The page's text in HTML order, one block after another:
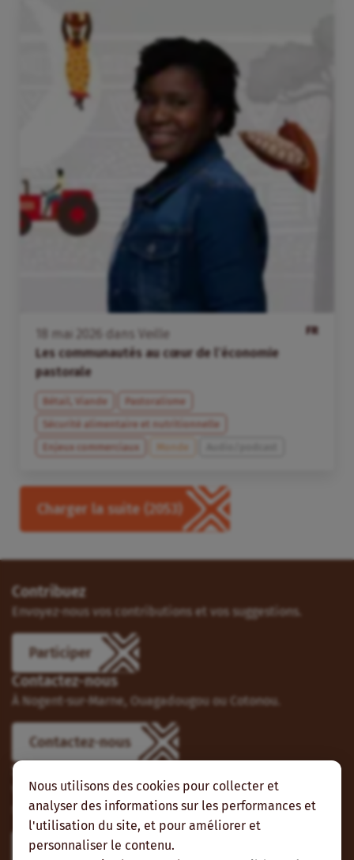
Nous utilisons des cookies pour collecter et
analyser des informations sur les performances et
l'utilisation du site, et pour améliorer et
personnaliser le contenu.
FR
mai dans
Veille
Les communautés au cœur de l’économie
pastorale
Bétail, Viande
Pastoralisme
Sécurité alimentaire et nutritionnelle
Enjeux commerciaux
Monde
Charger la suite (2053)
Contribuez
Envoyez-nous vos contributions et vos suggestions.
Participer
Contactez-nous
À Nogent-sur-Marne, Ouagadougou ou Cotonou.
Contactez-nous
Suivez-nous
Vous pouvez aussi vous abonner à nos flux RSS et nous
suivre sur les réseaux sociaux.